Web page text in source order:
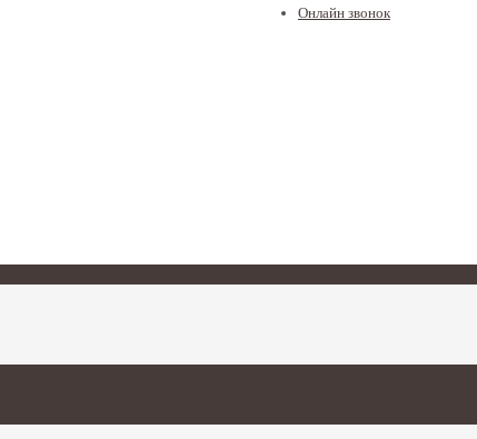
Онлайн звонок